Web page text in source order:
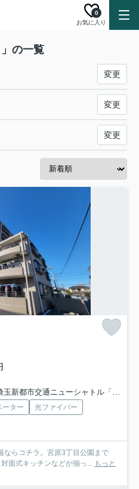
お気に入り
0
の一覧
変更
変更
変更
新都市交通ニューシャトル「加茂宮」駅 徒歩10分
ーター
光ファイバー
ならコチラ。宮原3丁目公園まで
面式キッチンなどが揃っ... もっと